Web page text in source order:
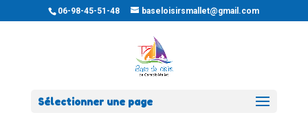
06-98-45-51-48 baseloisirsmallet@gmail.com
Sélectionner une page